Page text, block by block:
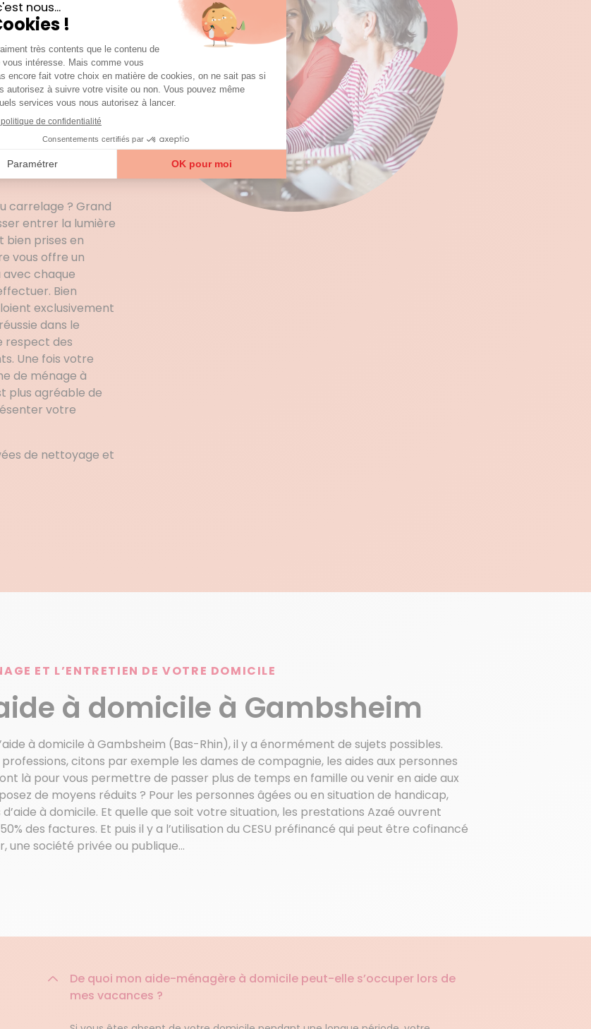
votre projet
comme
repassage ou
vous pensez à
Mais vous
le bon
vous n’avez
maximum, aucune
conformes à
a pour objectif
carrelage ? Grand
entrer la lumière
bien prises en
vous offre un
chaque
Bien
exclusivement
dans le
respect des
Une fois votre
de ménage à
plus agréable de
votre
de nettoyage et
ET L’ENTRETIEN DE VOTRE DOMICILE
à domicile à Gambsheim
à domicile à Gambsheim (Bas-Rhin), il y a énormément de sujets possibles.
citons par exemple les dames de compagnie, les aides aux personnes
là pour vous permettre de passer plus de temps en famille ou venir en aide aux
de moyens réduits ? Pour les personnes âgées ou en situation de handicap,
à domicile. Et quelle que soit votre situation, les prestations Azaé ouvrent
des factures. Et puis il y a l’utilisation du CESU préfinancé qui peut être cofinancé
une société privée ou publique…
De quoi mon aide-ménagère à domicile peut-elle s’occuper lors de
mes vacances ?